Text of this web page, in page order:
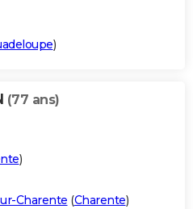
)
(77 ans)
)
Charente (Charente)